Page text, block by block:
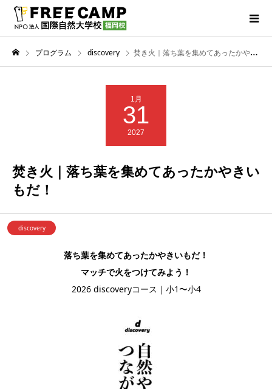
プログラム discovery 焚き火｜落ち葉を集めてあったかやきいもだ！
1月
31
2027
焚き火｜落ち葉を集めてあったかやきい
もだ！
discovery
落ち葉を集めてあったかやきいもだ！
マッチで火をつけてみよう！
2026 discoveryコース｜小1〜小4